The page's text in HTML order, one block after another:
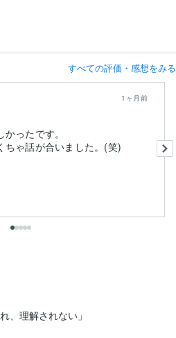
すべての評価・感想をみる
1ヶ月前
ったです。
、理解されない」